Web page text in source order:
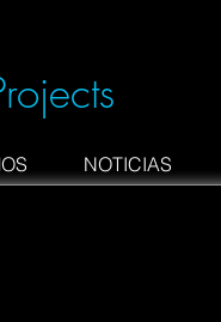
NOTICIAS